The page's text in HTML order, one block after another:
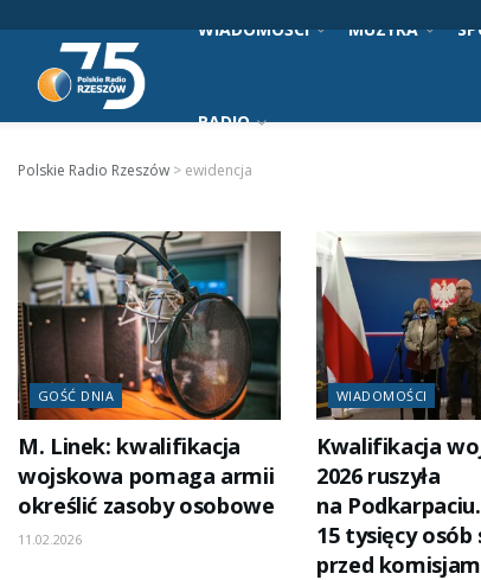
WIADOMOŚCI MUZYKA
RADIO
Polskie Radio Rzeszów > ewidencja
GOŚĆ DNIA
M. Linek: kwalifikacja
wojskowa pomaga armii
określić zasoby osobowe
11.02.2026
WIADOMOŚCI
Kwalifikacja
2026 ruszyła
na
15 tysięcy osób
przed